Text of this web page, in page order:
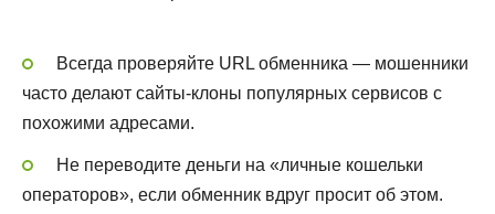
Всегда проверяйте URL обменника — мошенники
часто делают сайты-клоны популярных сервисов с
похожими адресами.
Не переводите деньги на «личные кошельки
операторов», если обменник вдруг просит об этом.